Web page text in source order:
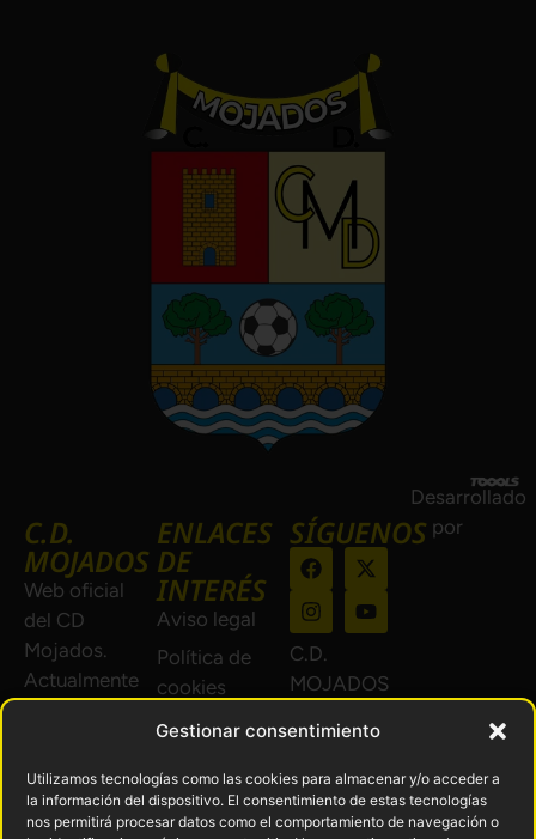
Gestionar consentimiento
Utilizamos tecnologías como las cookies para almacenar y/o acceder a
la información del dispositivo. El consentimiento de estas tecnologías
nos permitirá procesar datos como el comportamiento de navegación o
C.D.
MOJADOS
Web oficial
del CD
Mojados.
Actualmente
Castilla y
León Grupo
B.
ENLACES
DE
INTERÉS
Aviso legal
Política de
cookies
Política de
Devoluciones
y reembolsos
SÍGUENOS
C.D.
MOJADOS
Todos los
derechos
reservados.
Desarrollado
por